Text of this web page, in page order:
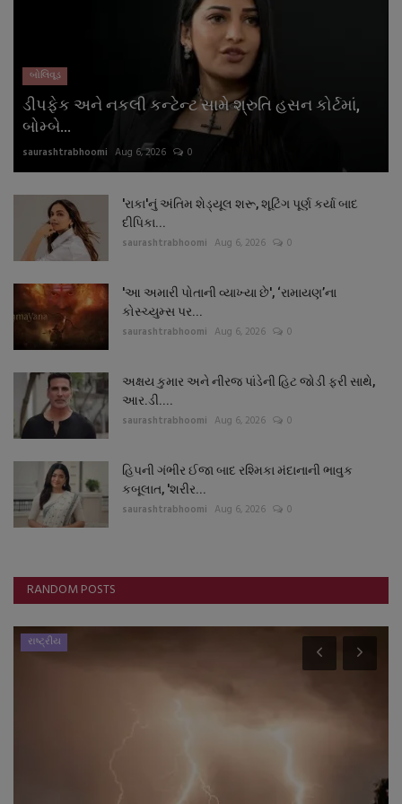
સ્થાનિક સમાચાર
સ્પોર્ટ્સ
રાશિફળ
ગુનાખોરી
બોલિવૂડ
સ્વાસ્થ્ય
બોલિવૂડ
ડીપફેક અને નકલી કન્ટેન્ટ સામે શ્રુતિ હસન કોર્ટમાં,
બોમ્બે...
saurashtrabhoomi Aug 6, 2026 0
'રાકા'નું અંતિમ શેડ્યૂલ શરૂ, શૂટિંગ પૂર્ણ કર્યા બાદ
દીપિકા...
saurashtrabhoomi Aug 6, 2026 0
'આ અમારી પોતાની વ્યાખ્યા છે', ‘રામાયણ’ના
કોસ્ચ્યુમ્સ પર...
saurashtrabhoomi Aug 6, 2026 0
અક્ષય કુમાર અને નીરજ પાંડેની હિટ જોડી ફરી સાથે,
આર.ડી....
saurashtrabhoomi Aug 6, 2026 0
હિપની ગંભીર ઈજા બાદ રશ્મિકા મંદાનાની ભાવુક
કબૂલાત, 'શરીર...
saurashtrabhoomi Aug 6, 2026 0
RANDOM POSTS
રાષ્ટ્રીય